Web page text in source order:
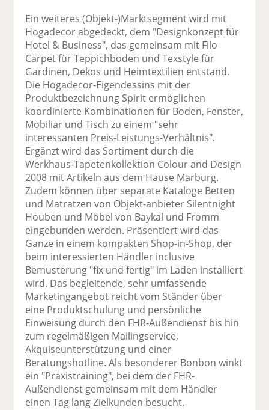
Ein weiteres (Objekt-)Marktsegment wird mit
Hogadecor abgedeckt, dem "Designkonzept für
Hotel & Business", das gemeinsam mit Filo
Carpet für Teppichboden und Texstyle für
Gardinen, Dekos und Heimtextilien entstand.
Die Hogadecor-Eigendessins mit der
Produktbezeichnung Spirit ermöglichen
koordinierte Kombinationen für Boden, Fenster,
Mobiliar und Tisch zu einem "sehr
interessanten Preis-Leistungs-Verhältnis".
Ergänzt wird das Sortiment durch die
Werkhaus-Tapetenkollektion Colour and Design
2008 mit Artikeln aus dem Hause Marburg.
Zudem können über separate Kataloge Betten
und Matratzen von Objekt-anbieter Silentnight
Houben und Möbel von Baykal und Fromm
eingebunden werden. Präsentiert wird das
Ganze in einem kompakten Shop-in-Shop, der
beim interessierten Händler inclusive
Bemusterung "fix und fertig" im Laden installiert
wird. Das begleitende, sehr umfassende
Marketingangebot reicht vom Ständer über
eine Produktschulung und persönliche
Einweisung durch den FHR-Außendienst bis hin
zum regelmäßigen Mailingservice,
Akquiseunterstützung und einer
Beratungshotline. Als besonderer Bonbon winkt
ein "Praxistraining", bei dem der FHR-
Außendienst gemeinsam mit dem Händler
einen Tag lang Zielkunden besucht.